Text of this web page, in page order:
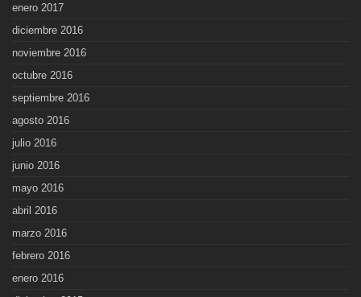
enero 2017
diciembre 2016
noviembre 2016
octubre 2016
septiembre 2016
agosto 2016
julio 2016
junio 2016
mayo 2016
abril 2016
marzo 2016
febrero 2016
enero 2016